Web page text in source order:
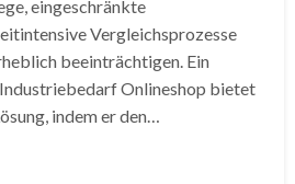
eingeschränkte
Vergleichsprozesse
beeinträchtigen. Ein
Onlineshop bietet
indem er den…